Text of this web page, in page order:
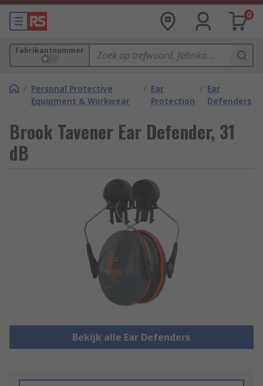
0
Fabrikantnummer
/ Personal Protective
Equipment & Workwear
/ Ear
Protection
/ Ear
Defenders
Brook Tavener Ear Defender, 31
dB
Bekijk alle Ear Defenders